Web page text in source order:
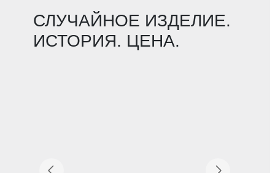
СЛУЧАЙНОЕ ИЗДЕЛИЕ.
ИСТОРИЯ. ЦЕНА.